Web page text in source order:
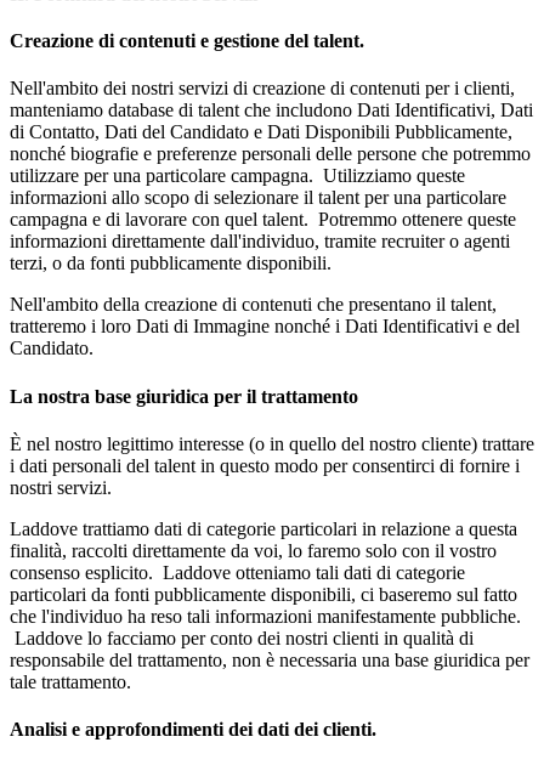
Creazione di contenuti e gestione del talent.
Nell'ambito dei nostri servizi di creazione di contenuti per i clienti,
manteniamo database di talent che includono Dati Identificativi, Dati
di Contatto, Dati del Candidato e Dati Disponibili Pubblicamente,
nonché biografie e preferenze personali delle persone che potremmo
utilizzare per una particolare campagna. Utilizziamo queste
informazioni allo scopo di selezionare il talent per una particolare
campagna e di lavorare con quel talent. Potremmo ottenere queste
informazioni direttamente dall'individuo, tramite recruiter o agenti
terzi, o da fonti pubblicamente disponibili.
Nell'ambito della creazione di contenuti che presentano il talent,
tratteremo i loro Dati di Immagine nonché i Dati Identificativi e del
Candidato.
La nostra base giuridica per il trattamento
È nel nostro legittimo interesse (o in quello del nostro cliente) trattare
i dati personali del talent in questo modo per consentirci di fornire i
nostri servizi.
Laddove trattiamo dati di categorie particolari in relazione a questa
finalità, raccolti direttamente da voi, lo faremo solo con il vostro
consenso esplicito. Laddove otteniamo tali dati di categorie
particolari da fonti pubblicamente disponibili, ci baseremo sul fatto
che l'individuo ha reso tali informazioni manifestamente pubbliche.
Laddove lo facciamo per conto dei nostri clienti in qualità di
responsabile del trattamento, non è necessaria una base giuridica per
tale trattamento.
Analisi e approfondimenti dei dati dei clienti.